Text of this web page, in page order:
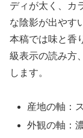
ディが太く、カ
な陰影が出やす
本稿では味と香
級表示の読み方
します。
産地の軸：
外観の軸：